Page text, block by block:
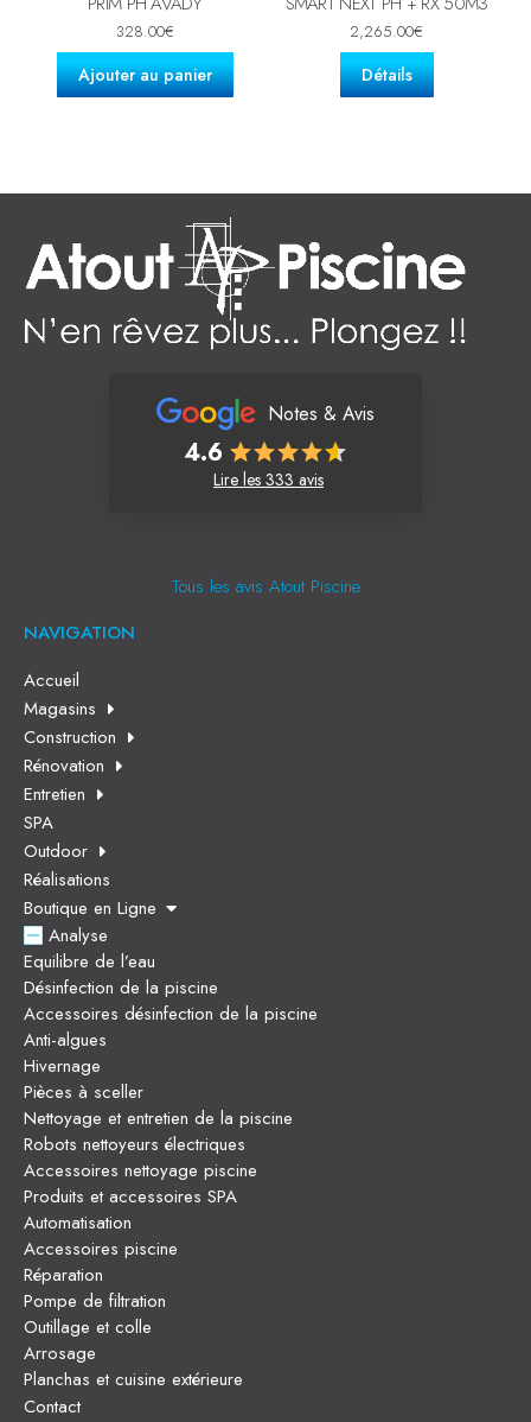
328.00€
Ajouter au panier
2,265.00€
Détails
Notes & Avis
4.6
Lire les 333 avis
Tous les avis Atout Piscine
NAVIGATION
Accueil
Magasins
Construction
Rénovation
Entretien
SPA
Outdoor
Réalisations
Boutique en Ligne
Analyse
Equilibre de l’eau
Désinfection de la piscine
Accessoires désinfection de la piscine
Anti-algues
Hivernage
Pièces à sceller
Nettoyage et entretien de la piscine
Robots nettoyeurs électriques
Accessoires nettoyage piscine
Produits et accessoires SPA
Automatisation
Accessoires piscine
Réparation
Pompe de filtration
Outillage et colle
Arrosage
Planchas et cuisine extérieure
Contact